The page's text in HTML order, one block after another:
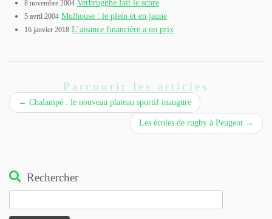
8 novembre 2004 Verbrugghe fait le score
5 avril 2004 Mulhouse : le plein et en jaune
16 janvier 2018 L’aisance financière a un prix
Parcourir les articles
← Chalampé : le nouveau plateau sportif inauguré
Les écoles de rugby à Peugeot →
Rechercher